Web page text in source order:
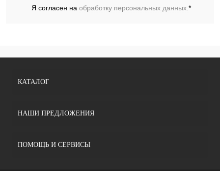
Я согласен на обработку персональных данных.*
КАТАЛОГ
НАШИ ПРЕДЛОЖЕНИЯ
ПОМОЩЬ И СЕРВИСЫ